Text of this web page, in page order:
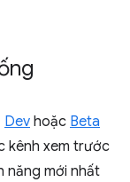
Dev hoặc Beta
kênh xem trước
năng mới nhất